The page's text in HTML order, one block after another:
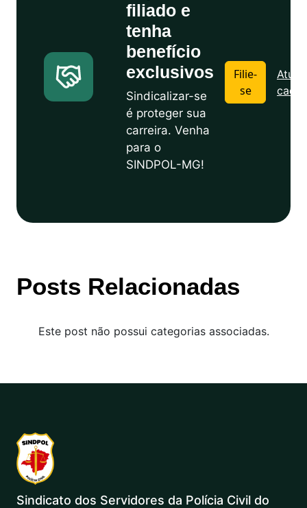
filiado e
tenha
benefício
exclusivos
Sindicalizar-se
é proteger sua
carreira. Venha
para o
SINDPOL-MG!
Filie-
se
Posts Relacionadas
Este post não possui categorias associadas.
Sindicato dos Servidores da Polícia Civil do